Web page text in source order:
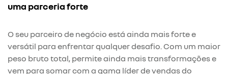
uma parceria forte
O seu parceiro de negócio está ainda mais forte e
versátil para enfrentar qualquer desafio. Com um maior
peso bruto total, permite ainda mais transformações e
vem para somar com a gama líder de vendas do